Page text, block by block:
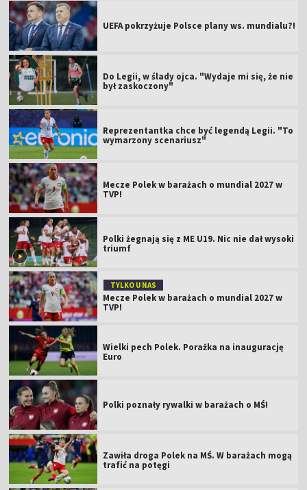
UEFA pokrzyżuje Polsce plany ws. mundialu?!
Do Legii, w ślady ojca. "Wydaje mi się, że nie
był zaskoczony"
Reprezentantka chce być legendą Legii. "To
wymarzony scenariusz"
Mecze Polek w barażach o mundial 2027 w
TVP!
Polki żegnają się z ME U19. Nic nie dał wysoki
triumf
TYLKO U NAS
Mecze Polek w barażach o mundial 2027 w
TVP!
Wielki pech Polek. Porażka na inaugurację
Euro
Polki poznały rywalki w barażach o MŚ!
Zawiła droga Polek na MŚ. W barażach mogą
trafić na potęgi